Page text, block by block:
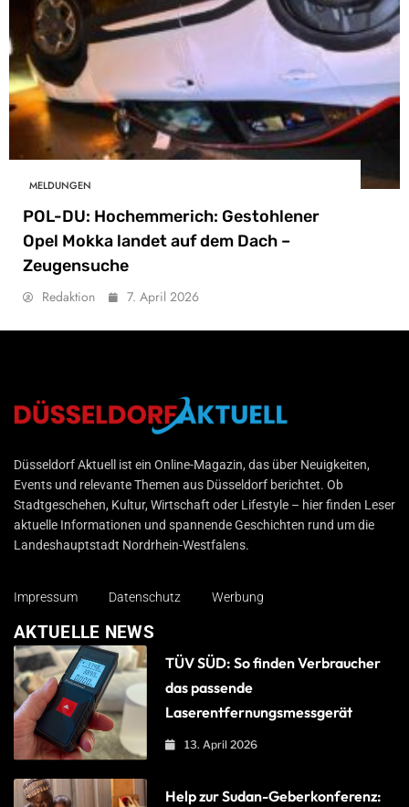
MELDUNGEN
POL-DU: Hochemmerich: Gestohlener
Opel Mokka landet auf dem Dach –
Zeugensuche
Redaktion 7. April 2026
Düsseldorf Aktuell
Düsseldorf Aktuell ist ein Online-Magazin, das über Neuigkeiten,
Events und relevante Themen aus Düsseldorf berichtet. Ob
Stadtgeschehen, Kultur, Wirtschaft oder Lifestyle – hier finden Leser
aktuelle Informationen und spannende Geschichten rund um die
Landeshauptstadt Nordrhein-Westfalens.
Impressum Datenschutz Werbung
AKTUELLE NEWS
TÜV SÜD: So finden Verbraucher
das passende
Laserentfernungsmessgerät
13. April 2026
Help zur Sudan-Geberkonferenz: